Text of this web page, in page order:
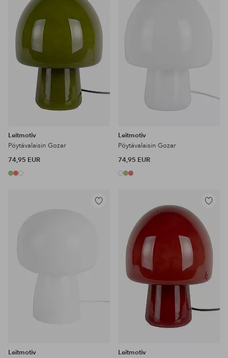
Leitmotiv
Pöytävalaisin Gozar
74,95 EUR
Leitmotiv
Pöytävalaisin Gozar
74,95 EUR
Lisää
Leitmotiv
Lisää
Leitmotiv